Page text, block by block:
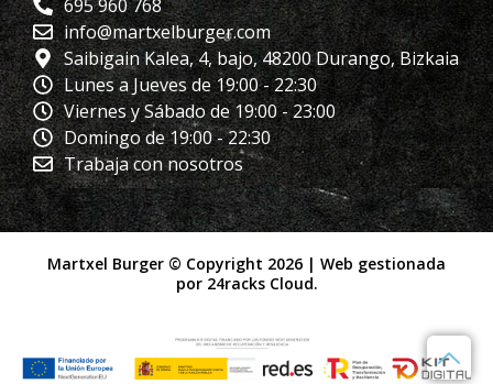
695 960 768
info@martxelburger.com
Saibigain Kalea, 4, bajo, 48200 Durango, Bizkaia
Lunes a Jueves de 19:00 - 22:30
Viernes y Sábado de 19:00 - 23:00
Domingo de 19:00 - 22:30
Trabaja con nosotros
Martxel Burger © Copyright 2026 | Web gestionada
por 24racks Cloud.